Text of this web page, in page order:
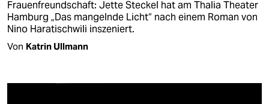
Frauenfreundschaft: Jette Steckel hat am Thalia Theater
Hamburg „Das mangelnde Licht“ nach einem Roman von
Nino Haratischwili inszeniert.
Von Katrin Ullmann